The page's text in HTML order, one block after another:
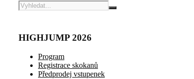
HIGHJUMP 2026
Program
Registrace skokanů
Předprodej vstupenek